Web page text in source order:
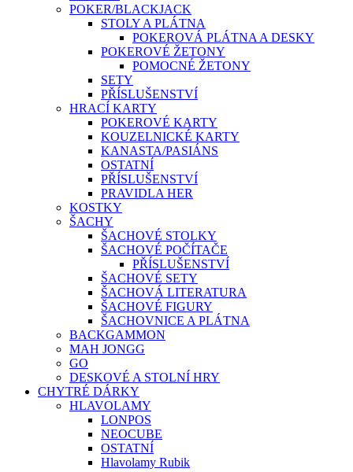
POKER/BLACKJACK
STOLY A PLÁTNA
POKEROVÁ PLÁTNA A DESKY
POKEROVÉ ŽETONY
POMOCNÉ ŽETONY
SETY
PŘÍSLUŠENSTVÍ
HRACÍ KARTY
POKEROVÉ KARTY
KOUZELNICKÉ KARTY
KANASTA/PASIÁNS
OSTATNÍ
PŘÍSLUŠENSTVÍ
PRAVIDLA HER
KOSTKY
ŠACHY
ŠACHOVÉ STOLKY
ŠACHOVÉ POČÍTAČE
PŘÍSLUŠENSTVÍ
ŠACHOVÉ SETY
ŠACHOVÁ LITERATURA
ŠACHOVÉ FIGURY
ŠACHOVNICE A PLÁTNA
BACKGAMMON
MAH JONGG
GO
DESKOVÉ A STOLNÍ HRY
CHYTRÉ DÁRKY
HLAVOLAMY
LONPOS
NEOCUBE
OSTATNÍ
Hlavolamy Rubik